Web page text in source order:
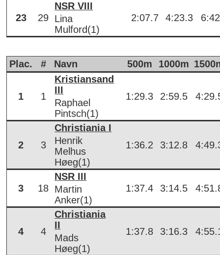
23 29
NSR VIII
Lina
Mulford(1)
2:07.7 4:23.3
Plac. # Navn 500m 1000m
1 1
Kristiansand
III
Raphael
Pintsch(1)
1:29.3 2:59.5
2 3
Christiania I
Henrik
Melhus
Høeg(1)
1:36.2 3:12.8
3 18
NSR III
Martin
Anker(1)
1:37.4 3:14.5
4 4
Christiania
II
Mads
Høeg(1)
1:37.8 3:16.3